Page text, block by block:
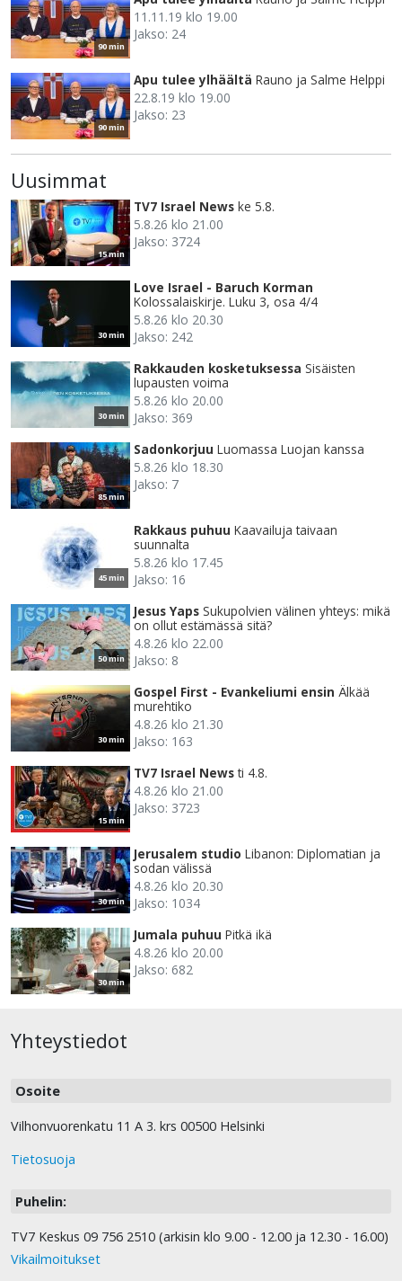
90 min
11.11.19 klo 19.00
Jakso: 24
90 min
Apu tulee ylhäältä Rauno ja Salme Helppi
22.8.19 klo 19.00
Jakso: 23
Uusimmat
15 min
TV7 Israel News ke 5.8.
5.8.26 klo 21.00
Jakso: 3724
30 min
Love Israel - Baruch Korman
Kolossalaiskirje. Luku 3, osa 4/4
5.8.26 klo 20.30
Jakso: 242
30 min
Rakkauden kosketuksessa Sisäisten
lupausten voima
5.8.26 klo 20.00
Jakso: 369
85 min
Sadonkorjuu Luomassa Luojan kanssa
5.8.26 klo 18.30
Jakso: 7
45 min
Rakkaus puhuu Kaavailuja taivaan
suunnalta
5.8.26 klo 17.45
Jakso: 16
50 min
Jesus Yaps Sukupolvien välinen yhteys: mikä
on ollut estämässä sitä?
4.8.26 klo 22.00
Jakso: 8
30 min
Gospel First - Evankeliumi ensin Älkää
murehtiko
4.8.26 klo 21.30
Jakso: 163
15 min
TV7 Israel News ti 4.8.
4.8.26 klo 21.00
Jakso: 3723
30 min
Jerusalem studio Libanon: Diplomatian ja
sodan välissä
4.8.26 klo 20.30
Jakso: 1034
30 min
Jumala puhuu Pitkä ikä
4.8.26 klo 20.00
Jakso: 682
Yhteystiedot
Osoite
Vilhonvuorenkatu 11 A 3. krs 00500 Helsinki
Tietosuoja
Puhelin:
TV7 Keskus 09 756 2510 (arkisin klo 9.00 - 12.00 ja 12.30 - 16.00)
Vikailmoitukset